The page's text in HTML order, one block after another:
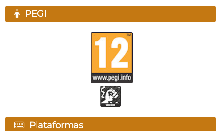
PEGI
Plataformas